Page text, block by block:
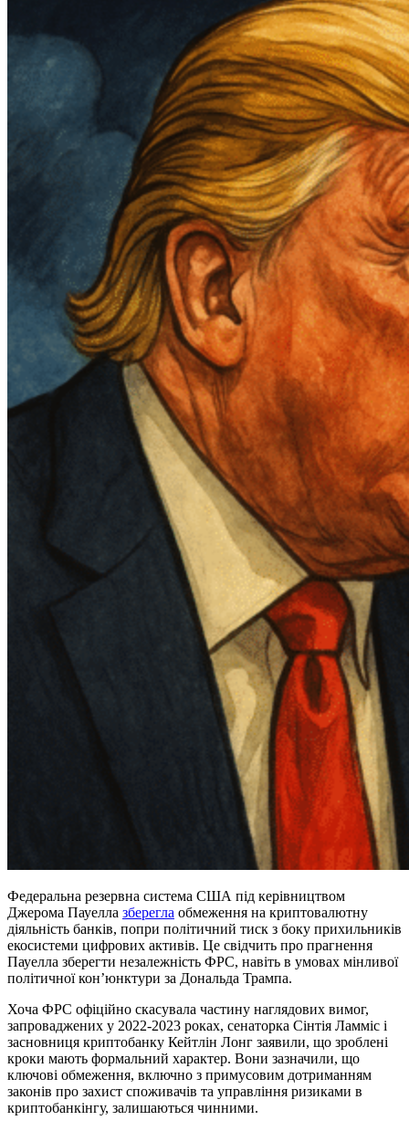
Федеральна резервна система США під керівництвом
Джерома Пауелла зберегла обмеження на криптовалютну
діяльність банків, попри політичний тиск з боку прихильників
екосистеми цифрових активів. Це свідчить про прагнення
Пауелла зберегти незалежність ФРС, навіть в умовах мінливої
політичної кон’юнктури за Дональда Трампа.
Хоча ФРС офіційно скасувала частину наглядових вимог,
запроваджених у 2022-2023 роках, сенаторка Сінтія Ламміс і
засновниця криптобанку Кейтлін Лонг заявили, що зроблені
кроки мають формальний характер. Вони зазначили, що
ключові обмеження, включно з примусовим дотриманням
законів про захист споживачів та управління ризиками в
криптобанкінгу, залишаються чинними.